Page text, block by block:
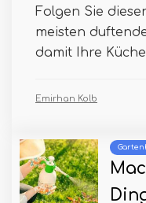
Folgen Sie
meisten
damit Ihre Küche
Emirhan Kolb